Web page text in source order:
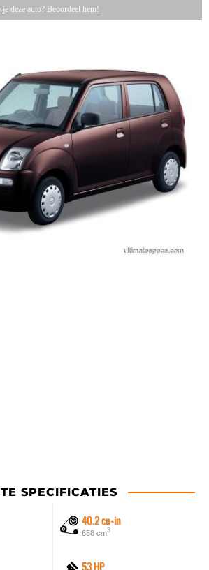
je deze auto? Beoordeel hem!
SPECIFICATIES
40.2 cu-in
658 cm3
53 HP